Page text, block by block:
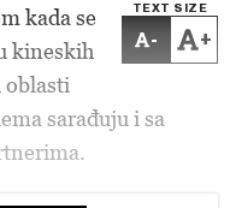
TEXT SIZE
- +
kada se
kineskih
sarađuju i sa